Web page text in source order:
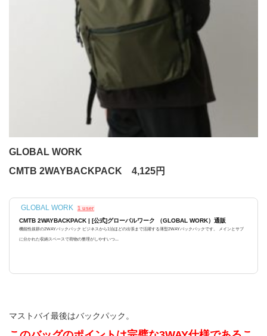
GLOBAL WORK
CMTB 2WAYBACKPACK 4,125円
GLOBAL WORK 1 user
CMTB 2WAYBACKPACK | [公式]グローバルワーク （GLOBAL WORK）通販
機能性抜群の2WAYバックパック ビジネスから1泊ほどの出張まで活躍する薄型2WAYバックパックです。 メインとサブ
に分かれた収納スペースで荷物の整理がしやすいつ...
マストバイ最後はバックパック。